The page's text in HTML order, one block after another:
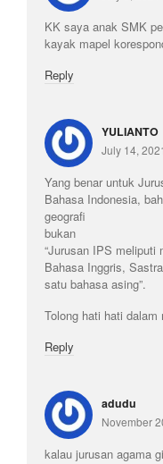
KK saya anak SMK
kayak mapel
Reply
YULIANTO
July 14,
Yang benar untuk
Bahasa Indonesia,
geografi
bukan
“Jurusan IPS meliputi
Bahasa Inggris,
satu bahasa asing”.
Tolong hati hati dalam
Reply
adudu
November
kalau jurusan agama